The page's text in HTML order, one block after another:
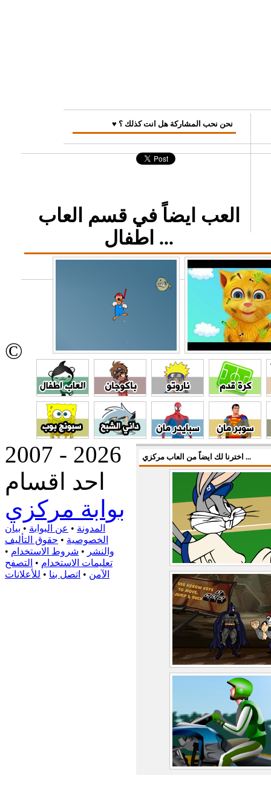
♥ نحن نحب المشاركة هل انت كذلك ؟
العب ايضاً في قسم العاب
اطفال ...
اخترنا لك ايضاً من العاب مركزي ...
©
2007 - 2026
احد اقسام
بوابة مركزي
المدونة • عن البوابة • بيان
الخصوصية • حقوق التأليف
والنشر • شروط الاستخدام •
تعليمات الاستخدام • التصفح
الآمن • اتصل بنا • للأعلانات